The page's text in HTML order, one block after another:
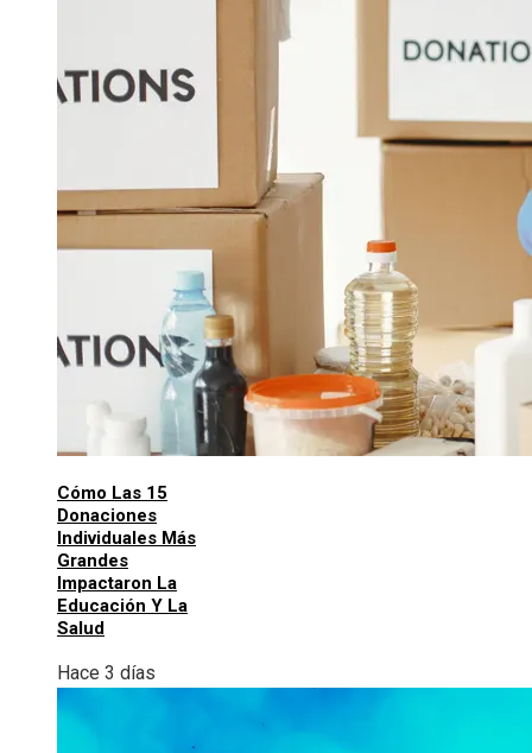
Cómo Las 15
Donaciones
Individuales Más
Grandes
Impactaron La
Educación Y La
Salud
Hace 3 días